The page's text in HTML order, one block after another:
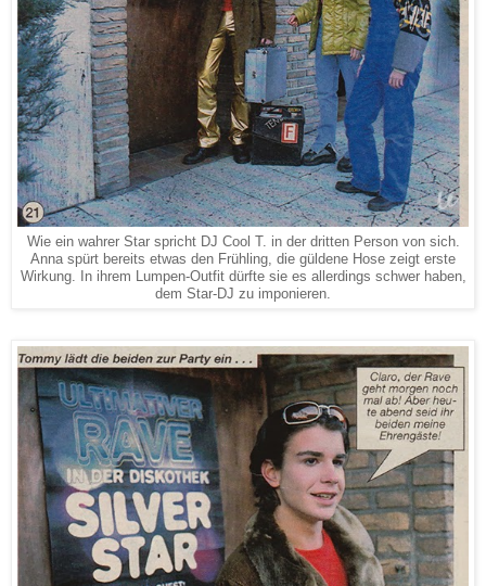
Wie ein wahrer Star spricht DJ Cool T. in der dritten Person von sich.
Anna spürt bereits etwas den Frühling, die güldene Hose zeigt erste
Wirkung. In ihrem Lumpen-Outfit dürfte sie es allerdings schwer haben,
dem Star-DJ zu imponieren.